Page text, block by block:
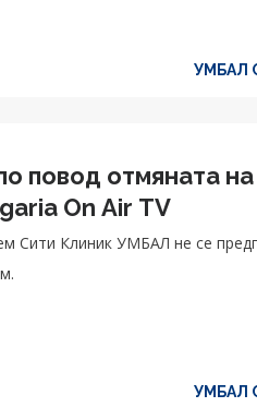
УМБАЛ
повод отмяната
On Air TV
Сити Клиник УМБАЛ не се
УМБАЛ